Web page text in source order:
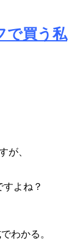
で買う私
が、
よね？
わかる。